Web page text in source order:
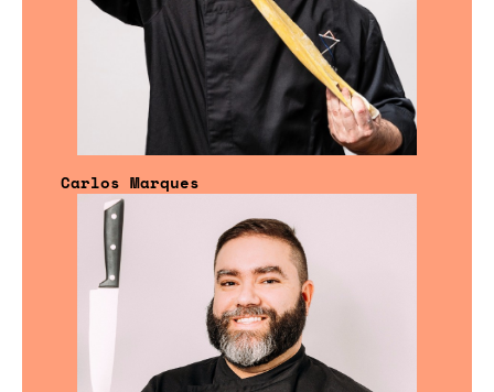
Carlos Marques